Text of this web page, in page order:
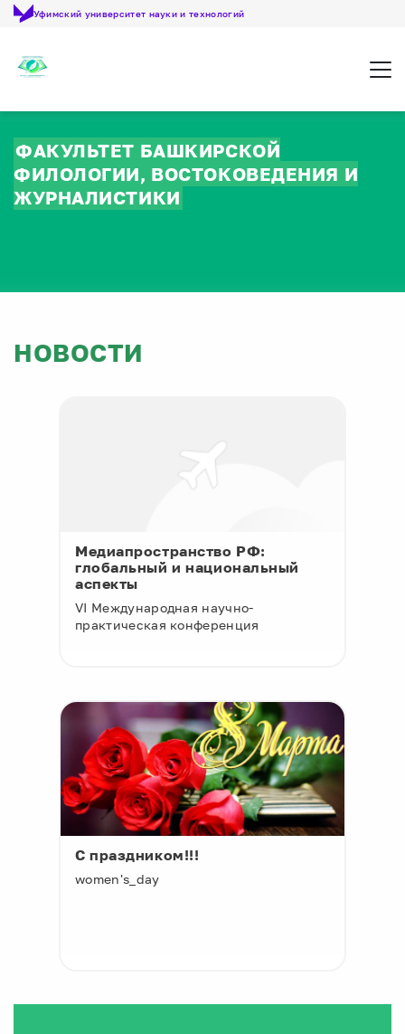
Уфимский университет науки и технологий
ФАКУЛЬТЕТ БАШКИРСКОЙ
ФИЛОЛОГИИ, ВОСТОКОВЕДЕНИЯ И
ЖУРНАЛИСТИКИ
НОВОСТИ
Медиапространство РФ:
глобальный и национальный
аспекты
VI Международная научно-
практическая конференция
С праздником!!!
women's_day